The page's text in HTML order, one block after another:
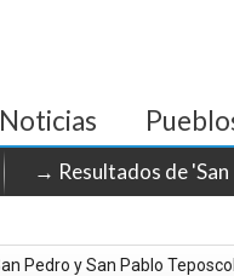
Noticias
→ Resultados de 'San